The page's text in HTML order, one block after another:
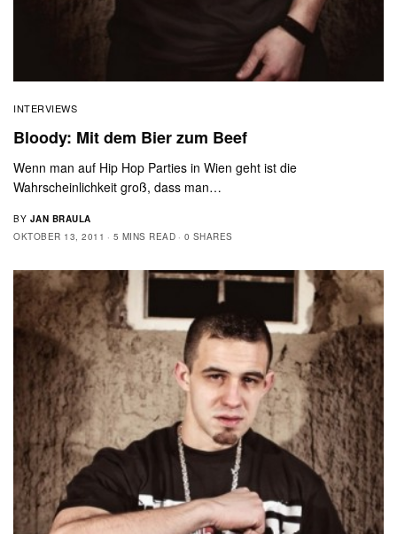
INTERVIEWS
Bloody: Mit dem Bier zum Beef
Wenn man auf Hip Hop Parties in Wien geht ist die
Wahrscheinlichkeit groß, dass man…
BY JAN BRAULA
OKTOBER 13, 2011
5 MINS READ 0 SHARES